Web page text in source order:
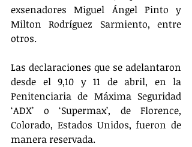
exsenadores Miguel Ángel Pinto y
Milton Rodríguez Sarmiento, entre
otros.
Las declaraciones que se adelantaron
desde el 9,10 y 11 de abril, en la
Penitenciaria de Máxima Seguridad
‘ADX’ o ‘Supermax’, de Florence,
Colorado, Estados Unidos, fueron de
manera reservada.